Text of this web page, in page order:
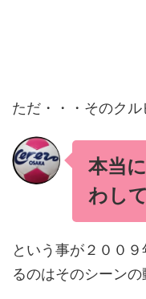
ただ・・・そのクル
本当
わし
という事が２００
るのはそのシーンの